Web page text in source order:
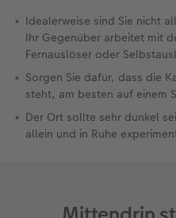
Idealerweise sind Sie nicht
Ihr Gegenüber arbeitet mit
Fernauslöser oder
Sorgen Sie dafür, dass die
steht, am besten auf einem
Der Ort sollte sehr dunkel
allein und in Ruhe